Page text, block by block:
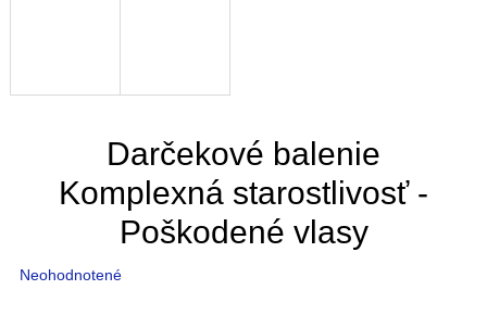
Darčekové balenie
Komplexná starostlivosť -
Poškodené vlasy
Priemerné
Neohodnotené